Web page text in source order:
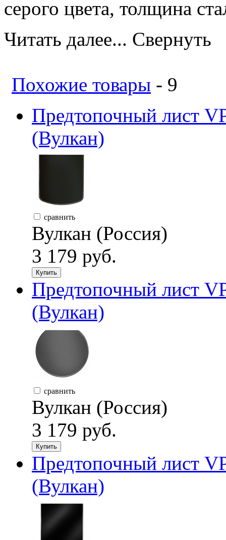
серого цвета, толщина
Читать далее... Свернуть
Похожие товары - 9
Предтопочный лист
(Вулкан)
сравнить
Вулкан (Россия)
3 179 руб.
Купить
Предтопочный лист
(Вулкан)
сравнить
Вулкан (Россия)
3 179 руб.
Купить
Предтопочный лист
(Вулкан)